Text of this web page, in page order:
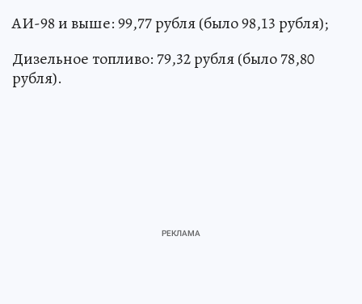
АИ-98 и выше: 99,77 рубля (было 98,13 рубля);
Дизельное топливо: 79,32 рубля (было 78,80
рубля).